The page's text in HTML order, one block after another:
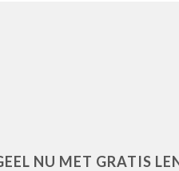
NU MET GRATIS